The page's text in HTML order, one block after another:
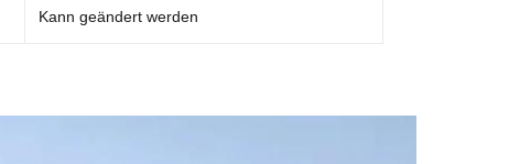
Kann geändert werden